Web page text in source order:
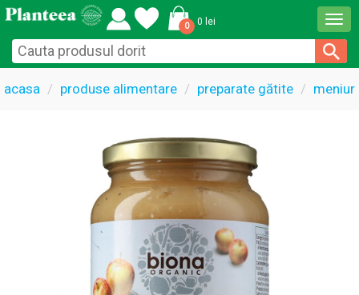
0 0 lei
acasa produse alimentare preparate gătite